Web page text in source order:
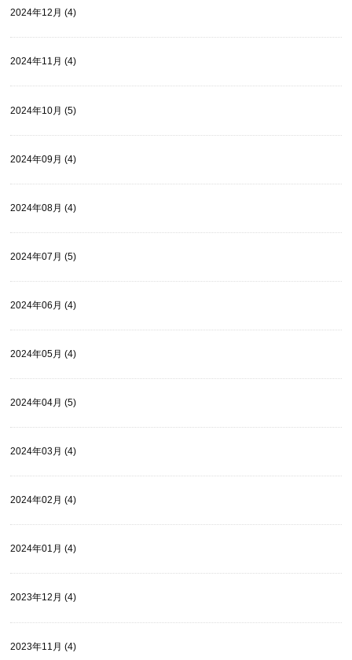
2024年12月 (4)
2024年11月 (4)
2024年10月 (5)
2024年09月 (4)
2024年08月 (4)
2024年07月 (5)
2024年06月 (4)
2024年05月 (4)
2024年04月 (5)
2024年03月 (4)
2024年02月 (4)
2024年01月 (4)
2023年12月 (4)
2023年11月 (4)